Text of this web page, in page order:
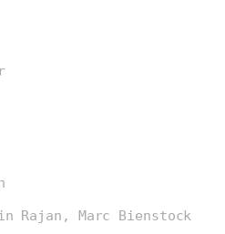
Rajan, Marc Bienstock